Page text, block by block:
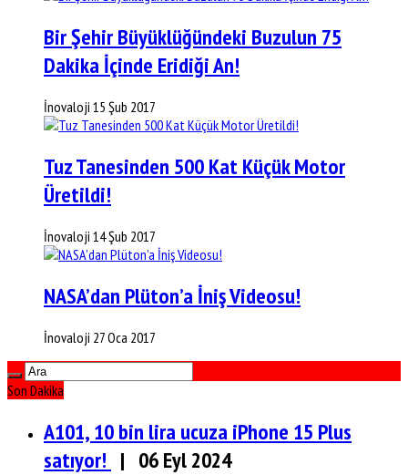
Bir Şehir Büyüklüğündeki Buzulun 75
Dakika İçinde Eridiği An!
İnovaloji 15 Şub 2017
Tuz Tanesinden 500 Kat Küçük Motor
Üretildi!
İnovaloji 14 Şub 2017
NASA’dan Plüton’a İniş Videosu!
İnovaloji 27 Oca 2017
Son Dakika
A101, 10 bin lira ucuza iPhone 15 Plus
satıyor! | 06 Eyl 2024